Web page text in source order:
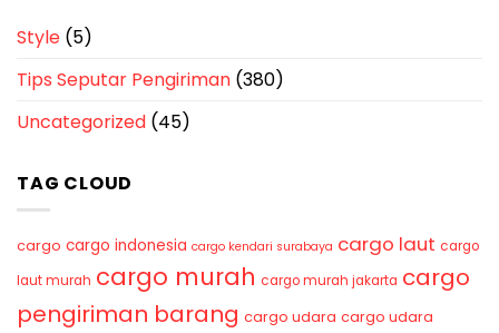
Style (5)
Tips Seputar Pengiriman (380)
Uncategorized (45)
TAG CLOUD
cargo cargo indonesia cargo kendari surabaya cargo laut cargo
laut murah cargo murah cargo murah jakarta cargo
pengiriman barang cargo udara cargo udara